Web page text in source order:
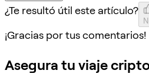
¿Te resultó útil este artículo?
¡Gracias por tus comentarios!
Asegura tu viaje